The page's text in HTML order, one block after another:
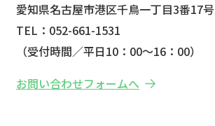
愛知県名古屋市港区千鳥一丁目3番17号
TEL：052-661-1531
（受付時間／平日10：00～16：00）
お問い合わせフォームへ